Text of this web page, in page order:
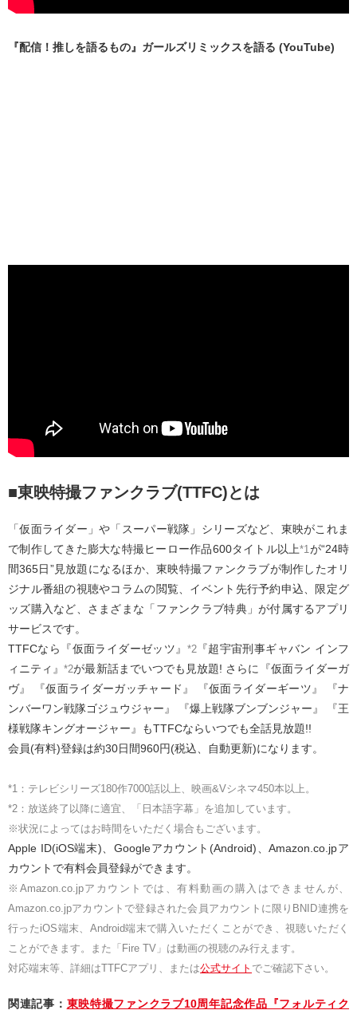
『配信！推しを語るもの』ガールズリミックスを語る (YouTube)
■東映特撮ファンクラブ(TTFC)とは
「仮面ライダー」や「スーパー戦隊」シリーズなど、東映がこれま
で制作してきた膨大な特撮ヒーロー作品600タイトル以上*1が“24時
間365日”見放題になるほか、東映特撮ファンクラブが制作したオリ
ジナル番組の視聴やコラムの閲覧、イベント先行予約申込、限定グ
ッズ購入など、さまざまな「ファンクラブ特典」が付属するアプリ
サービスです。
TTFCなら『仮面ライダーゼッツ』 *2『超宇宙刑事ギャバン インフ
ィニティ』*2が最新話までいつでも見放題! さらに『仮面ライダーガ
ヴ』 『仮面ライダーガッチャード』 『仮面ライダーギーツ』 『ナ
ンバーワン戦隊ゴジュウジャー』 『爆上戦隊ブンブンジャー』 『王
様戦隊キングオージャー』もTTFCならいつでも全話見放題!!
会員(有料)登録は約30日間960円(税込、自動更新)になります。
*1：テレビシリーズ180作7000話以上、映画&Vシネマ450本以上。
*2：放送終了以降に適宜、「日本語字幕」を追加しています。
※状況によってはお時間をいただく場合もございます。
Apple ID(iOS端末)、Googleアカウント(Android)、Amazon.co.jpア
カウントで有料会員登録ができます。
※Amazon.co.jpアカウントでは、有料動画の購入はできませんが、
Amazon.co.jpアカウントで登録された会員アカウントに限りBNID連携を
行ったiOS端末、Android端末で購入いただくことができ、視聴いただく
ことができます。また「Fire TV」は動画の視聴のみ行えます。
対応端末等、詳細はTTFCアプリ、または公式サイト でご確認下さい。
関連記事： 東映特撮ファンクラブ10周年記念作品『フォルティク